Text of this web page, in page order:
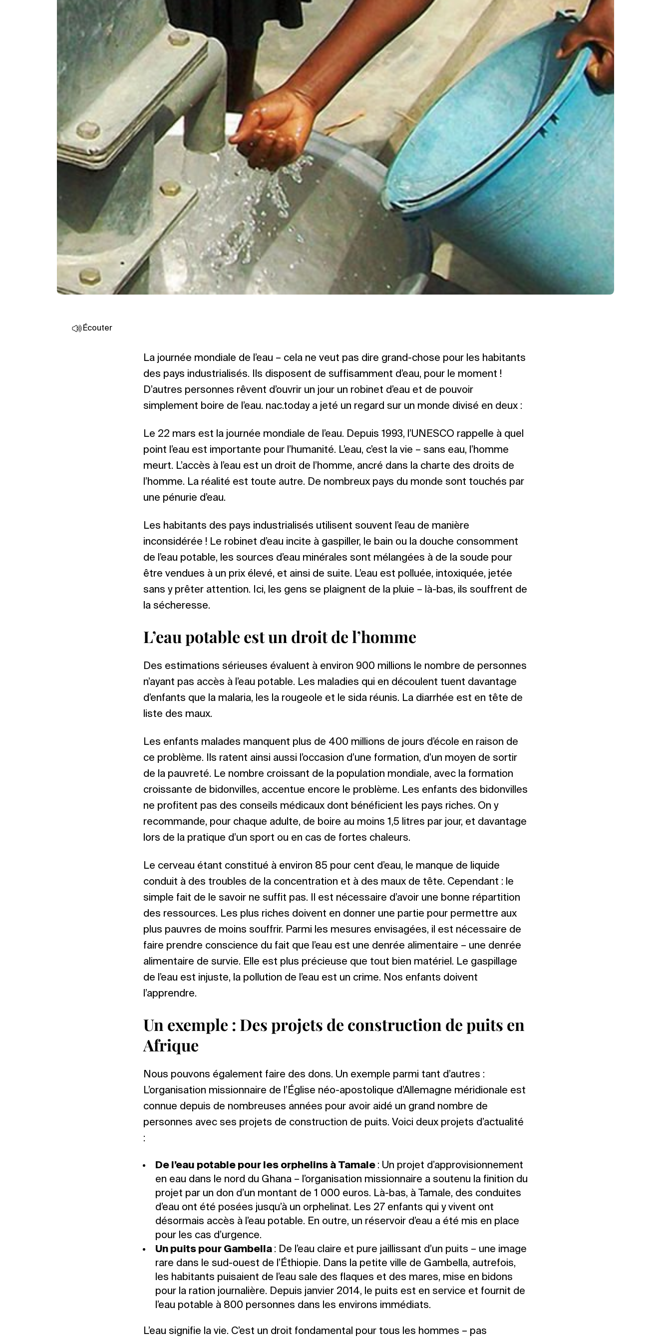
Écouter
La journée mondiale de l’eau – cela ne veut pas dire grand-chose pour les habitants
des pays industrialisés. Ils disposent de suffisamment d’eau, pour le moment !
D’autres personnes rêvent d’ouvrir un jour un robinet d’eau et de pouvoir
simplement boire de l’eau. nac.today a jeté un regard sur un monde divisé en deux :
Le 22 mars est la journée mondiale de l’eau. Depuis 1993, l’UNESCO rappelle à quel
point l’eau est importante pour l’humanité. L’eau, c’est la vie – sans eau, l’homme
meurt. L’accès à l’eau est un droit de l’homme, ancré dans la charte des droits de
l’homme. La réalité est toute autre. De nombreux pays du monde sont touchés par
une pénurie d’eau.
Les habitants des pays industrialisés utilisent souvent l’eau de manière
inconsidérée ! Le robinet d’eau incite à gaspiller, le bain ou la douche consomment
de l’eau potable, les sources d’eau minérales sont mélangées à de la soude pour
être vendues à un prix élevé, et ainsi de suite. L’eau est polluée, intoxiquée, jetée
sans y prêter attention. Ici, les gens se plaignent de la pluie – là-bas, ils souffrent de
la sécheresse.
L’eau potable est un droit de l’homme
Des estimations sérieuses évaluent à environ 900 millions le nombre de personnes
n’ayant pas accès à l’eau potable. Les maladies qui en découlent tuent davantage
d’enfants que la malaria, les la rougeole et le sida réunis. La diarrhée est en tête de
liste des maux.
Les enfants malades manquent plus de 400 millions de jours d’école en raison de
ce problème. Ils ratent ainsi aussi l’occasion d’une formation, d’un moyen de sortir
de la pauvreté. Le nombre croissant de la population mondiale, avec la formation
croissante de bidonvilles, accentue encore le problème. Les enfants des bidonvilles
ne profitent pas des conseils médicaux dont bénéficient les pays riches. On y
recommande, pour chaque adulte, de boire au moins 1,5 litres par jour, et davantage
lors de la pratique d’un sport ou en cas de fortes chaleurs.
Le cerveau étant constitué à environ 85 pour cent d’eau, le manque de liquide
conduit à des troubles de la concentration et à des maux de tête. Cependant : le
simple fait de le savoir ne suffit pas. Il est nécessaire d’avoir une bonne répartition
des ressources. Les plus riches doivent en donner une partie pour permettre aux
plus pauvres de moins souffrir. Parmi les mesures envisagées, il est nécessaire de
faire prendre conscience du fait que l’eau est une denrée alimentaire – une denrée
alimentaire de survie. Elle est plus précieuse que tout bien matériel. Le gaspillage
de l’eau est injuste, la pollution de l’eau est un crime. Nos enfants doivent
l’apprendre.
Un exemple : Des projets de construction de puits en
Afrique
Nous pouvons également faire des dons. Un exemple parmi tant d’autres :
L’organisation missionnaire de l’Église néo-apostolique d’Allemagne méridionale est
connue depuis de nombreuses années pour avoir aidé un grand nombre de
personnes avec ses projets de construction de puits. Voici deux projets d’actualité
:
De l’eau potable pour les orphelins à Tamale : Un projet d’approvisionnement
en eau dans le nord du Ghana – l’organisation missionnaire a soutenu la finition du
projet par un don d’un montant de 1 000 euros. Là-bas, à Tamale, des conduites
d’eau ont été posées jusqu’à un orphelinat. Les 27 enfants qui y vivent ont
désormais accès à l’eau potable. En outre, un réservoir d’eau a été mis en place
pour les cas d’urgence.
Un puits pour Gambella : De l’eau claire et pure jaillissant d’un puits – une image
rare dans le sud-ouest de l’Éthiopie. Dans la petite ville de Gambella, autrefois,
les habitants puisaient de l’eau sale des flaques et des mares, mise en bidons
pour la ration journalière. Depuis janvier 2014, le puits est en service et fournit de
l’eau potable à 800 personnes dans les environs immédiats.
L’eau signifie la vie. C’est un droit fondamental pour tous les hommes – pas